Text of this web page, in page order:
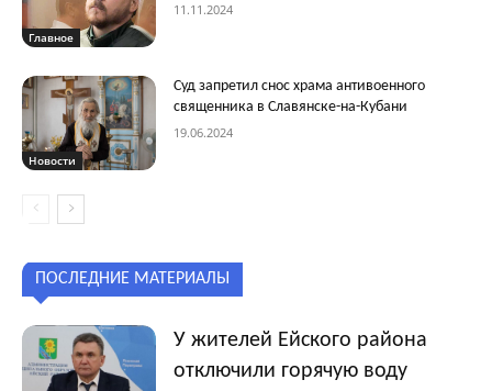
Главное
11.11.2024
Новости
Суд запретил снос храма антивоенного
священника в Славянске-на-Кубани
19.06.2024
ПОСЛЕДНИЕ МАТЕРИАЛЫ
У жителей Ейского района
отключили горячую воду